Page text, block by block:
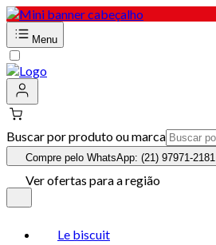
Menu
Buscar por produto ou marca
Compre pelo WhatsApp: (21) 97971-2181
Ver ofertas para a região
Le biscuit